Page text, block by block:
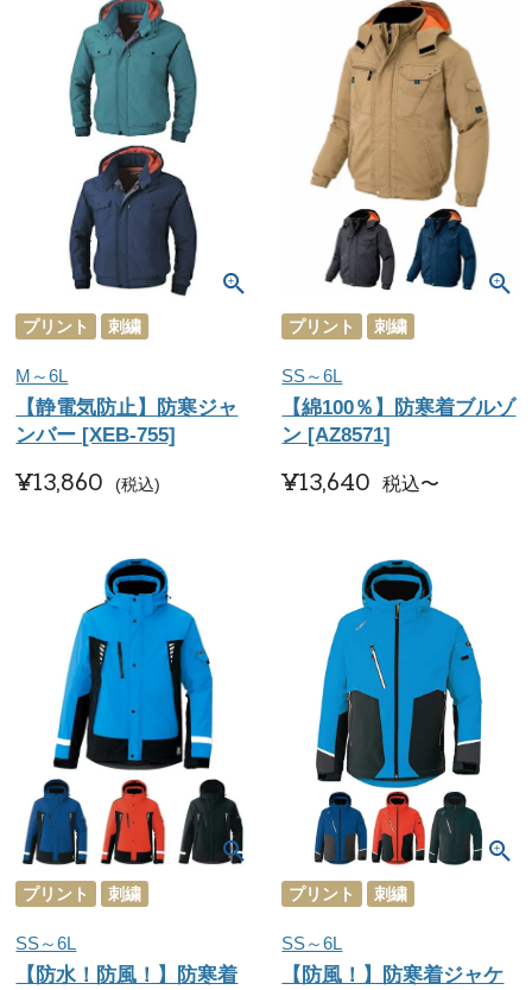
プリント 刺繍
M～6L
【静電気防止】防寒ジャ
ンバー [XEB-755]
¥13,860 税込
プリント 刺繍
SS～6L
【綿100％】防寒着ブルゾ
ン [AZ8571]
¥13,640 税込〜
プリント 刺繍
SS～6L
【防水！防風！】防寒着
プリント 刺繍
SS～6L
【防風！】防寒着ジャケ